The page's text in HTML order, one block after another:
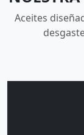
Aceites